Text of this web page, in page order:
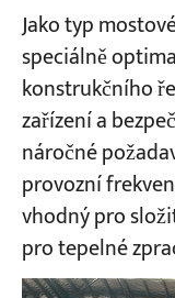
Projekty
Blogy
Zprávy
Aplikace
O nás
Kontaktujte nás
Jako typ
speciálně
konstrukčního
zařízení a
náročné
provozní
vhodný pro
pro tepelné